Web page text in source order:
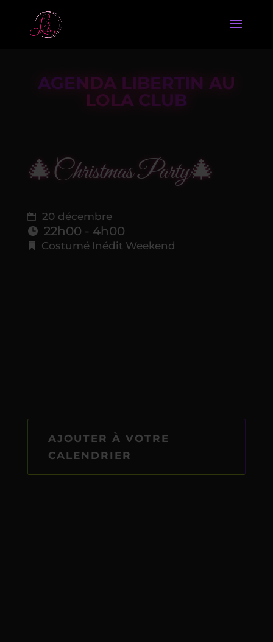
AGENDA LIBERTIN AU
LOLA CLUB
🎄Christmas Party🎄
20 décembre
22h00 - 4h00
Costumé Inédit Weekend
AJOUTER À VOTRE
CALENDRIER